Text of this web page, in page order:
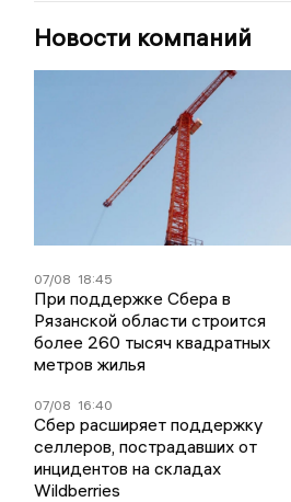
Новости компаний
07/08 18:45
При поддержке Сбера в
Рязанской области строится
более 260 тысяч квадратных
метров жилья
07/08 16:40
Сбер расширяет поддержку
селлеров, пострадавших от
инцидентов на складах
Wildberries